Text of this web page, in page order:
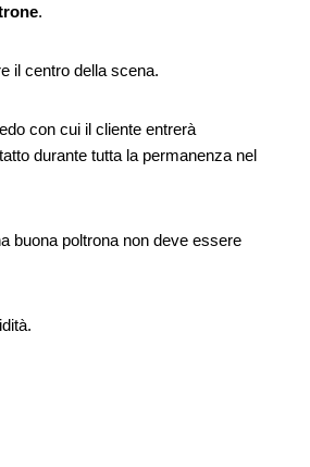
.
il centro della scena.
con cui il cliente entrerà
durante tutta la permanenza nel
buona poltrona non deve essere